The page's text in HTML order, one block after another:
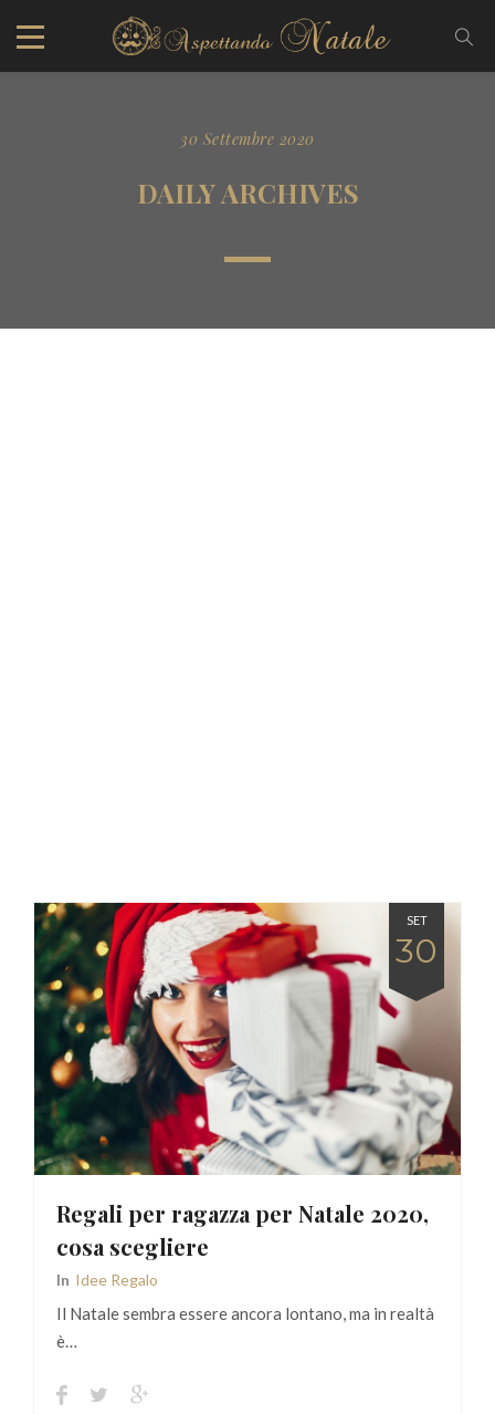
30 Settembre 2020
DAILY ARCHIVES
SET
30
Regali per ragazza per Natale 2020,
cosa scegliere
In Idee Regalo
Il Natale sembra essere ancora lontano, ma in realtà
è…